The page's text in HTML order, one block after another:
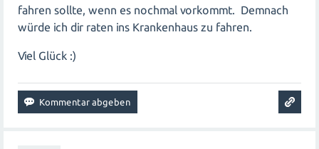
entspannen und dich gut zu schonen. Vermeide
körperliche Anstrengung und schweres Heben. Achte
besonders wenn es um die Gesundheit deines Babys
geht. Aber versuche dich nicht zu sehr zu stressen, da
fahren sollte, wenn es nochmal vorkommt. Demnach
würde ich dir raten ins Krankenhaus zu fahren.
Viel Glück :)